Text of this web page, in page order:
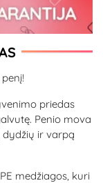
priedas
Penio mova
dydžių ir varpą
medžiagos, kuri